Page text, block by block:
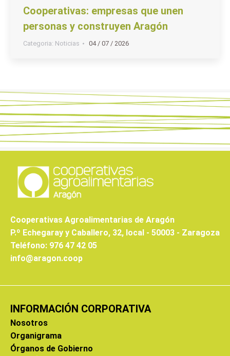
Cooperativas: empresas que unen
personas y construyen Aragón
Categoria: Noticias 04 / 07 / 2026
Cooperativas Agroalimentarias de Aragón
P.º Echegaray y Caballero, 32, local - 50003 - Zaragoza
Teléfono: 976 47 42 05
info@aragon.coop
INFORMACIÓN CORPORATIVA
Nosotros
Organigrama
Órganos de Gobierno